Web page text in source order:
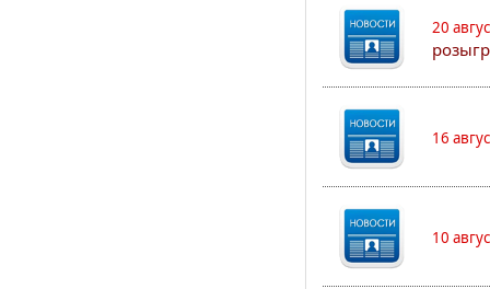
20
16
10